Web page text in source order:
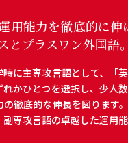
用能力を徹底的に伸
とプラスワン外国語。
に主専攻言語として、「
れかひとつを選択し、少人
の徹底的な伸長を図ります
専攻言語の卓越した運用